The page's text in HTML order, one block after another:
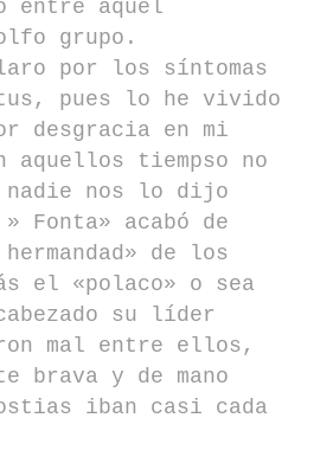
entre aquel
grupo.
por los síntomas
pues lo he vivido
desgracia en mi
aquellos tiempso no
nadie nos lo dijo
Fonta» acabó de
de los
el «polaco» o sea
su líder
mal entre ellos,
brava y de mano
iban casi cada